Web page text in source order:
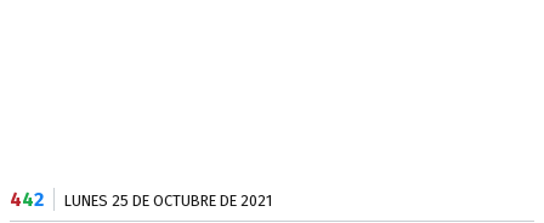
442 LUNES 25 DE OCTUBRE DE 2021